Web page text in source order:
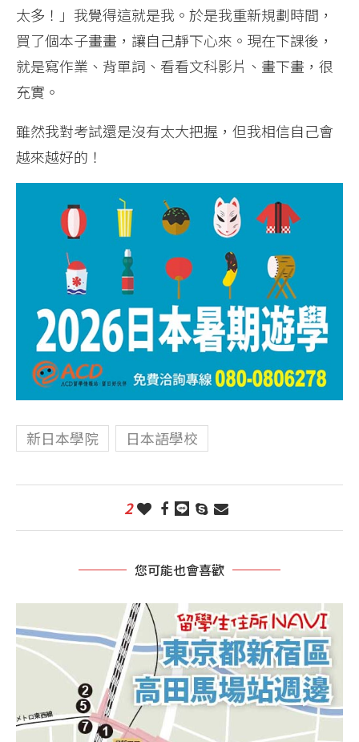
太多！」我覺得這就是我。於是我重新規劃時間，
買了個本子畫畫，讓自己靜下心來。現在下課後，
就是寫作業、背單詞、看看文科影片、畫下畫，很
充實。
雖然我對考試還是沒有太大把握，但我相信自己會
越來越好的！
新日本學院 日本語學校
2
您可能也會喜歡